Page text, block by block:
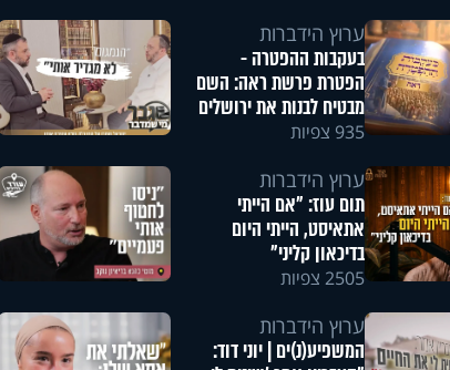
ערוץ הידברות
בעקבות ההפטרה -
הפטרת פרשת ראה: השם
מבטיח לבנות את ירושלים
935 צפיות
ערוץ הידברות
תום עוז: "אם הייתי
אתאיסט, הייתי היום
בדיכאון קליני"
2505 צפיות
ערוץ הידברות
המשפיע(נ)ים | יוני דוד: